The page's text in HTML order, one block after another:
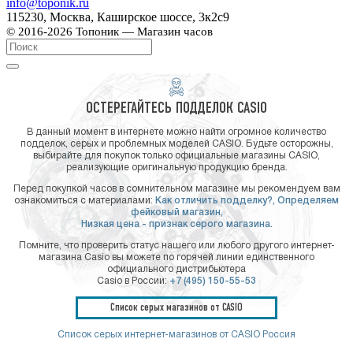
info@toponik.ru
115230, Москва, Каширское шоссе, 3к2с9
© 2016-2026 Топоник — Магазин часов
ОСТЕРЕГАЙТЕСЬ ПОДДЕЛОК CASIO
В данный момент в интернете можно найти огромное количество
подделок, серых и проблемных моделей CASIO. Будьте осторожны,
выбирайте для покупок только официальные магазины CASIO,
реализующие оригинальную продукцию бренда.
Перед покупкой часов в сомнительном магазине мы рекомендуем вам
ознакомиться с материалами: Как отличить подделку?, Определяем
фейковый магазин,
Низкая цена - признак серого магазина.
Помните, что проверить статус нашего или любого другого интернет-
магазина Casio вы можете по горячей линии единственного
официального дистрибьютера
Casio в России: +7 (495) 150-55-53
Список серых магазинов от CASIO
Список серых интернет-магазинов от CASIO Россия